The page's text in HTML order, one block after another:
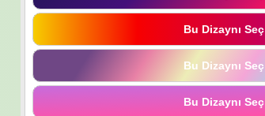
Bu Dizaynı Seç
Bu Dizaynı Seç
Bu Dizaynı Seç